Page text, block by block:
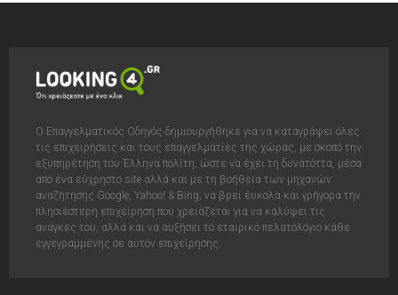
Ο Επαγγελματικός Οδηγός δημιουργήθηκε για να καταγράψει όλες
τις επιχειρήσεις και τους επαγγελματίες της χώρας, με σκοπό την
εξυπηρέτηση του Έλληνα πολίτη, ώστε να έχει τη δυνατόττα, μέσα
από ένα εύχρηστο site αλλά και με τη βοήθεια των μηχανών
αναζήτησης Google, Yahoo! & Bing, να βρει έυκολα και γρήγορα την
πλησιέστερη επιχείρηση που χρειάζεται για να καλύψει τις
ανάγκες του, αλλά και να αυξήσει το εταιρικό πελατολόγιο κάθε
εγγεγραμμένης σε αυτόν επιχείρησης.